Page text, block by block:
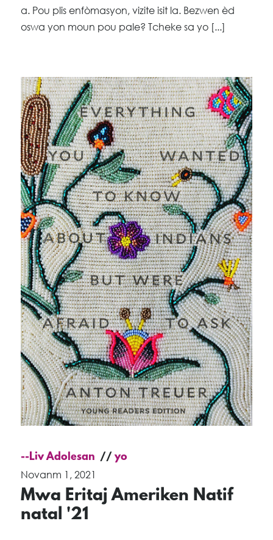
a. Pou plis enfòmasyon, vizite isit la. Bezwen èd
oswa yon moun pou pale? Tcheke sa yo [...]
--Liv Adolesan
yo
Novanm 1, 2021
Mwa Eritaj Ameriken Natif
natal '21